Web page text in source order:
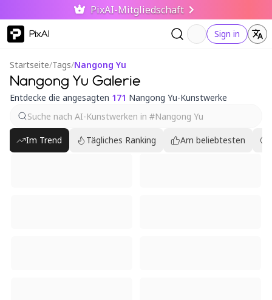
PixAI-Mitgliedschaft
PixAI Sign in
Startseite/Tags/Nangong Yu
Nangong Yu Galerie
Entdecke die angesagten 171 Nangong Yu-Kunstwerke
Im Trend Tägliches Ranking Am beliebtesten